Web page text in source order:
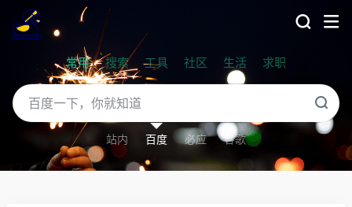
常用 搜索 工具 社区 生活 求职
站内 百度 必应 谷歌